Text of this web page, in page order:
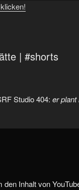
| #shorts
Studio 404: er plant
den Inhalt von